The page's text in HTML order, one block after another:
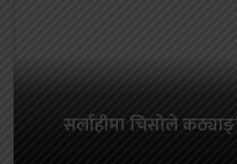
सर्लाहीमा चिसोले